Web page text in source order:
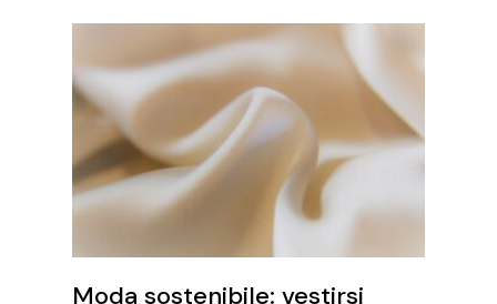
Moda sostenibile: vestirsi